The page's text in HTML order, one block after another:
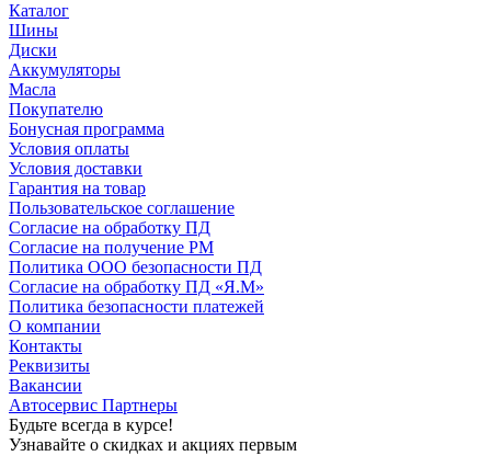
Каталог
Шины
Диски
Аккумуляторы
Масла
Покупателю
Бонусная программа
Условия оплаты
Условия доставки
Гарантия на товар
Пользовательское соглашение
Согласие на обработку ПД
Согласие на получение РМ
Политика ООО безопасности ПД
Согласие на обработку ПД «Я.М»
Политика безопасности платежей
О компании
Контакты
Реквизиты
Вакансии
Автосервис Партнеры
Будьте всегда в курсе!
Узнавайте о скидках и акциях первым